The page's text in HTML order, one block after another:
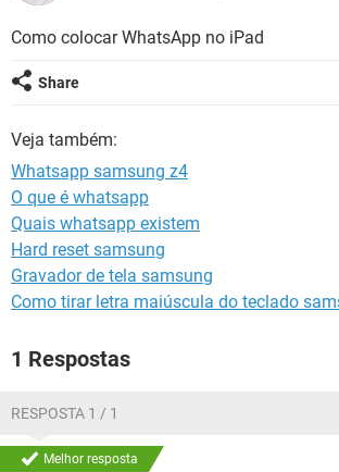
GUIA DE COMPRAS
INSTAGRAM GMAIL
CELULAR
OUTLOOK EXCEL
INSTAGRAM
WHATSAPP
INSTAGRAM
GUIA DE COMPRAS
Como colocar WhatsApp no iPad
Share
Veja também:
Whatsapp samsung z4
O que é whatsapp
Quais whatsapp existem
Hard reset samsung
Gravador de tela samsung
Como tirar letra maiúscula do teclado
1 Respostas
RESPOSTA 1 / 1
Melhor resposta